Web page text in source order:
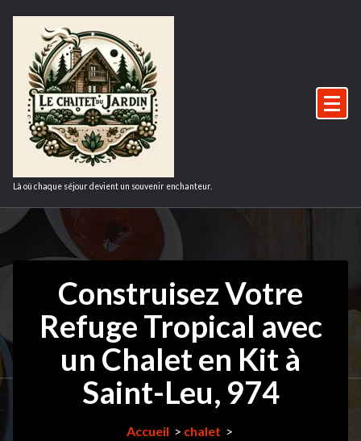
contenu
Là où chaque séjour devient un souvenir enchanteur.
Construisez Votre
Refuge Tropical avec
un Chalet en Kit à
Saint-Leu, 974
Accueil > chalet >